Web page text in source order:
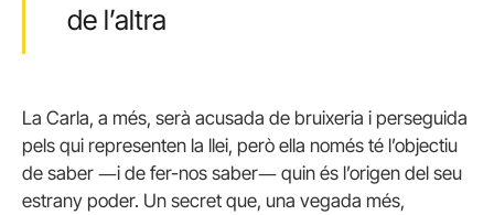
de l’altra
La Carla, a més, serà acusada de bruixeria i perseguida
pels qui representen la llei, però ella només té l’objectiu
de saber ―i de fer-nos saber― quin és l’origen del seu
estrany poder. Un secret que, una vegada més,